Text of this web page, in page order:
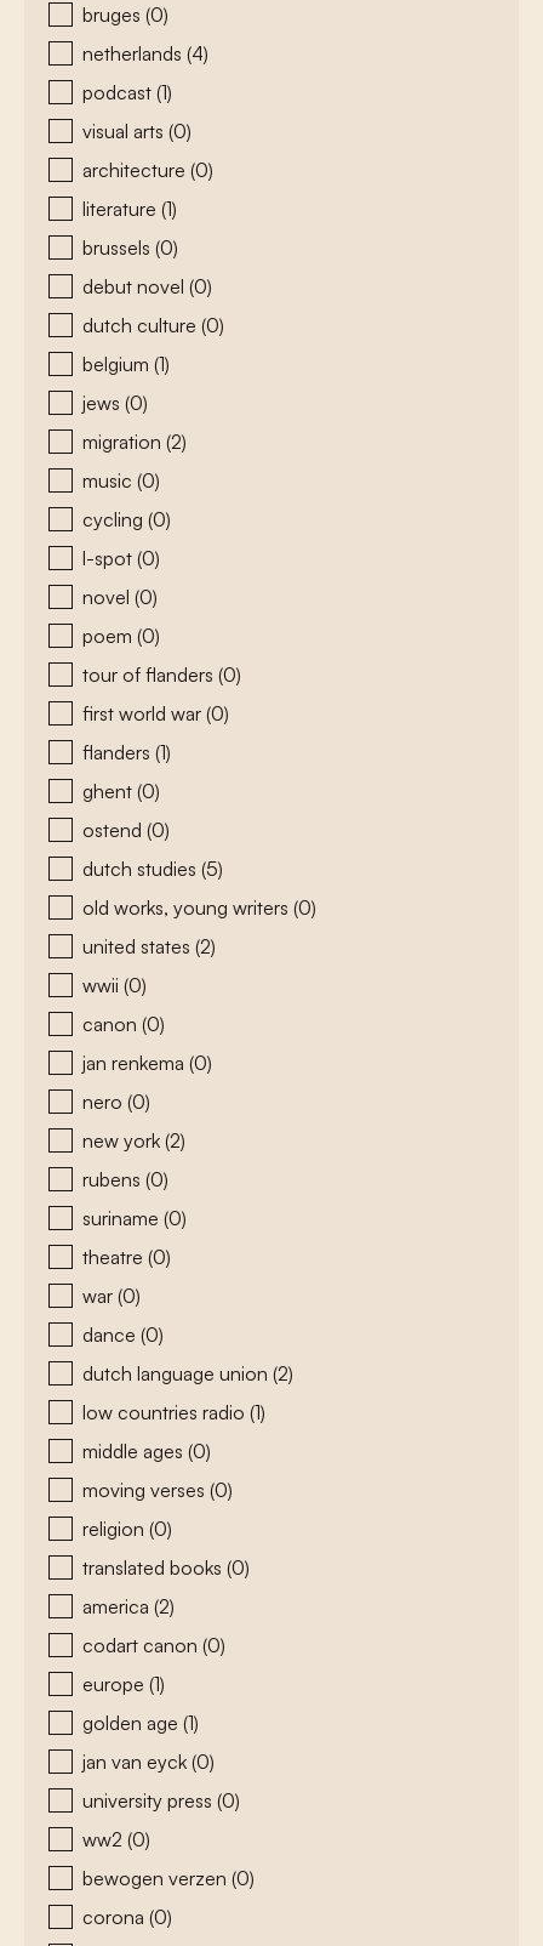
bruges (0)
netherlands (4)
podcast (1)
visual arts (0)
architecture (0)
literature (1)
brussels (0)
debut novel (0)
dutch culture (0)
belgium (1)
jews (0)
migration (2)
music (0)
cycling (0)
l-spot (0)
novel (0)
poem (0)
tour of flanders (0)
first world war (0)
flanders (1)
ghent (0)
ostend (0)
dutch studies (5)
old works, young writers (0)
united states (2)
wwii (0)
canon (0)
jan renkema (0)
nero (0)
new york (2)
rubens (0)
suriname (0)
theatre (0)
war (0)
dance (0)
dutch language union (2)
low countries radio (1)
middle ages (0)
moving verses (0)
religion (0)
translated books (0)
america (2)
codart canon (0)
europe (1)
golden age (1)
jan van eyck (0)
university press (0)
ww2 (0)
bewogen verzen (0)
corona (0)